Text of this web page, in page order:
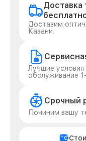
Доставка
Доставим
Казани.
Лучшие условия
обслуживание
Срочный
Починим вашу